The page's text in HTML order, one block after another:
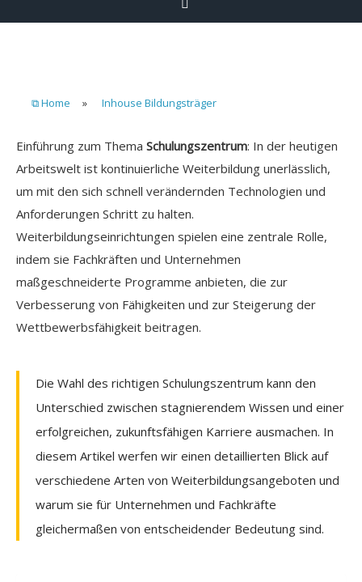
⧉ Home » Inhouse Bildungsträger
Einführung zum Thema Schulungszentrum: In der heutigen
Arbeitswelt ist kontinuierliche Weiterbildung unerlässlich,
um mit den sich schnell verändernden Technologien und
Anforderungen Schritt zu halten.
Weiterbildungseinrichtungen spielen eine zentrale Rolle,
indem sie Fachkräften und Unternehmen
maßgeschneiderte Programme anbieten, die zur
Verbesserung von Fähigkeiten und zur Steigerung der
Wettbewerbsfähigkeit beitragen.
Die Wahl des richtigen Schulungszentrum kann den
Unterschied zwischen stagnierendem Wissen und einer
erfolgreichen, zukunftsfähigen Karriere ausmachen. In
diesem Artikel werfen wir einen detaillierten Blick auf
verschiedene Arten von Weiterbildungsangeboten und
warum sie für Unternehmen und Fachkräfte
gleichermaßen von entscheidender Bedeutung sind.